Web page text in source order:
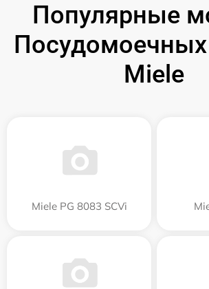
Популярные
Miele
Miele PG 8083 SCVi